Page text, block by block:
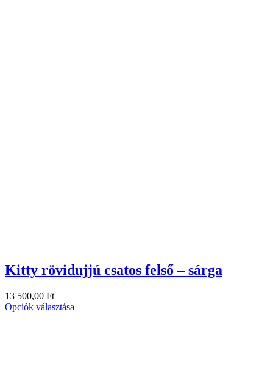
Kitty rövidujjú csatos felső – sárga
13 500,00 Ft
Opciók választása